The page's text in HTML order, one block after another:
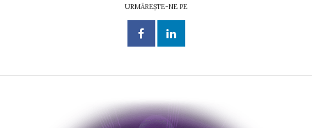
URMĂREȘTE-NE PE